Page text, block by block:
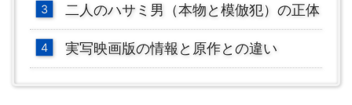
二人のハサミ男（本物と模倣犯）の正体
実写映画版の情報と原作との違い